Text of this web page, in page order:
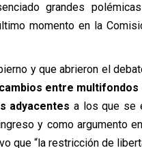
grandes
momento en la
y que abrieron el
entre
adyacentes a los que se
y como argumento
que “la restricción de